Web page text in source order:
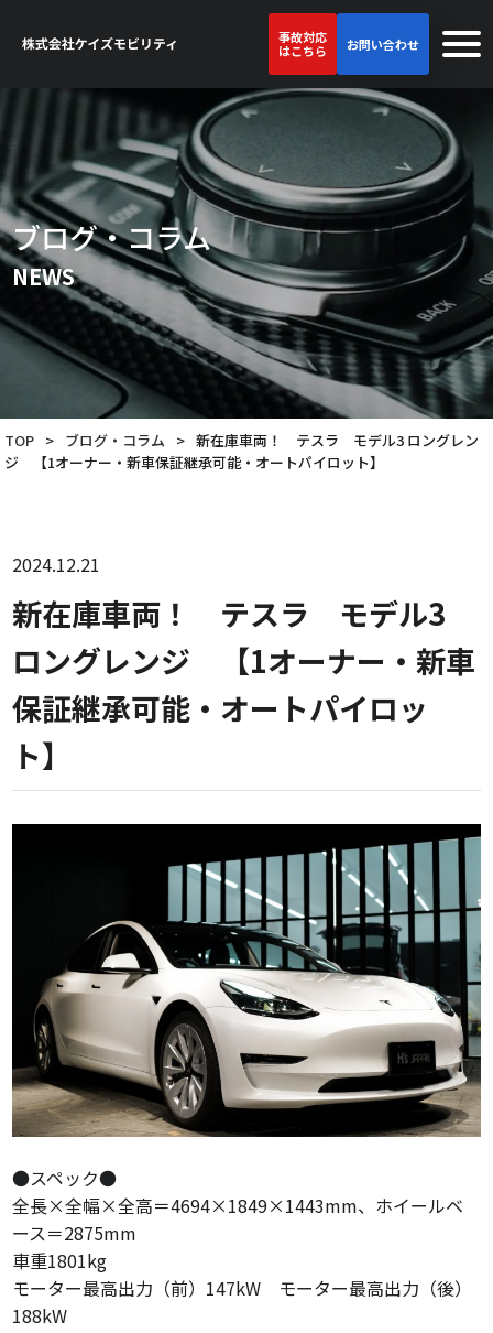
事故対応
はこちら
お問い合わせ
ブログ・コラム
NEWS
TOP > ブログ・コラム > 新在庫車両！ テスラ モデル3 ロングレン
ジ 【1オーナー・新車保証継承可能・オートパイロット】
2024.12.21
新在庫車両！ テスラ モデル3
ロングレンジ 【1オーナー・新車
保証継承可能・オートパイロッ
ト】
●スペック●
全長×全幅×全高＝4694×1849×1443mm、ホイールベ
ース＝2875mm
車重1801kg
モーター最高出力（前）147kW モーター最高出力（後）
188kW